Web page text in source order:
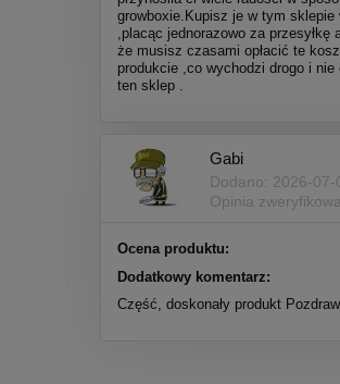
growboxie.Kupisz je w tym sklepie
,placąc jednorazowo za przesyłkę
że musisz czasami opłacić te
produkcie ,co wychodzi drogo i nie
ten sklep .
Gabi
Dodano: 2026-07-
Opinia
Ocena produktu:
Dodatkowy komentarz:
Część, doskonały produkt